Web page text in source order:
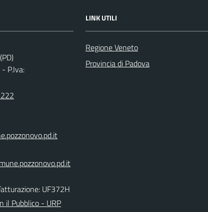
P.Iva:
UF372H
il Pubblico - URP
LINK UTILI
Regione Veneto
Provincia di Padova